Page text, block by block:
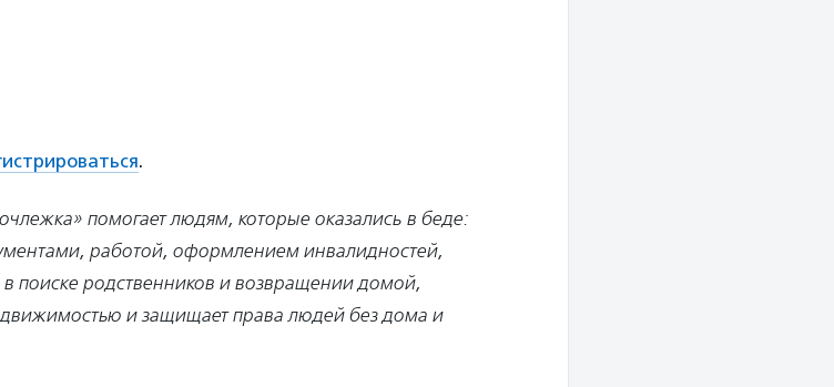
.
помогает людям, которые оказались в беде:
работой, оформлением инвалидностей,
поиске родственников и возвращении домой,
и защищает права людей без дома и